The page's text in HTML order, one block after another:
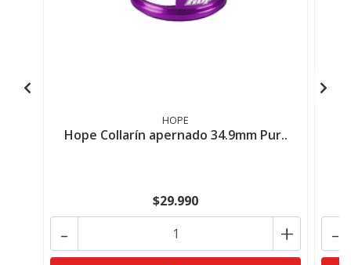
HOPE
Hope Collarín apernado 34.9mm Pur..
$29.990
+
- -